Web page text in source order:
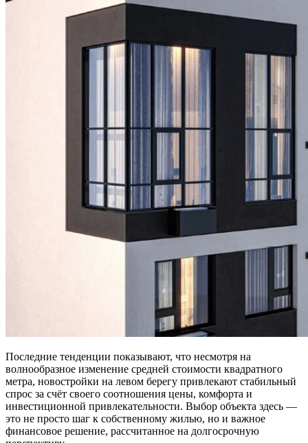
Последние тенденции показывают, что несмотря на
волнообразное изменение средней стоимости квадратного
метра, новостройки на левом берегу привлекают стабильный
спрос за счёт своего соотношения цены, комфорта и
инвестиционной привлекательности. Выбор объекта здесь —
это не просто шаг к собственному жилью, но и важное
финансовое решение, рассчитанное на долгосрочную